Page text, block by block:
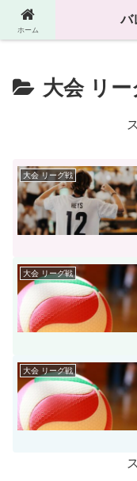
高校、中学、
大会 リ
大会 リーグ戦
大会 リーグ戦
大会 リーグ戦
ホーム
バ